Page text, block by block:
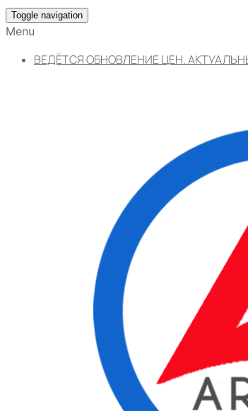
Toggle navigation
Menu
ВЕДЁТСЯ ОБНОВЛЕНИЕ ЦЕН.